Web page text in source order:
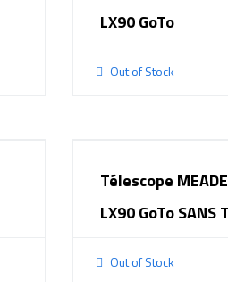
LX90 GoTo
Out of Stock
Télescope
LX90 GoTo SANS
Out of Stock